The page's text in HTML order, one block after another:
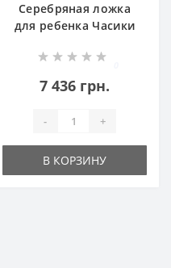
Серебряная ложка
для ребенка Часики
7 436 грн.
- +
В КОРЗИНУ